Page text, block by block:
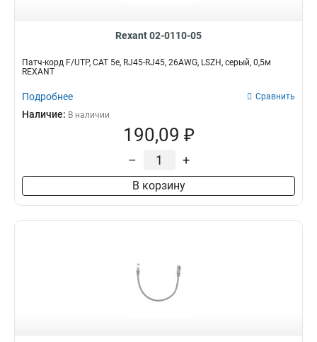
Rexant 02-0110-05
Патч-корд F/UTP, CAT 5e, RJ45-RJ45, 26AWG, LSZH, серый, 0,5м
REXANT
Подробнее Сравнить
Наличие: В наличии
190,09 ₽
– +
В корзину